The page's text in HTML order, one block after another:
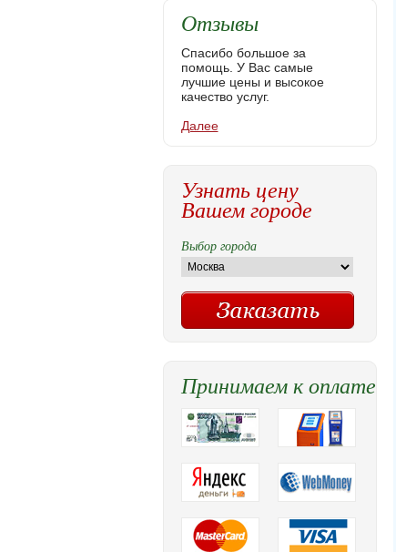
Отзывы
Спасибо большое за
помощь. У Вас самые
лучшие цены и высокое
качество услуг.
Далее
Узнать цену
Вашем городе
Выбор города
Принимаем к оплате